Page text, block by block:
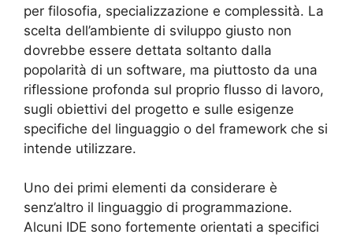
per filosofia, specializzazione e complessità. La
scelta dell’ambiente di sviluppo giusto non
dovrebbe essere dettata soltanto dalla
popolarità di un software, ma piuttosto da una
riflessione profonda sul proprio flusso di lavoro,
sugli obiettivi del progetto e sulle esigenze
specifiche del linguaggio o del framework che si
intende utilizzare.
Uno dei primi elementi da considerare è
senz’altro il linguaggio di programmazione.
Alcuni IDE sono fortemente orientati a specifici